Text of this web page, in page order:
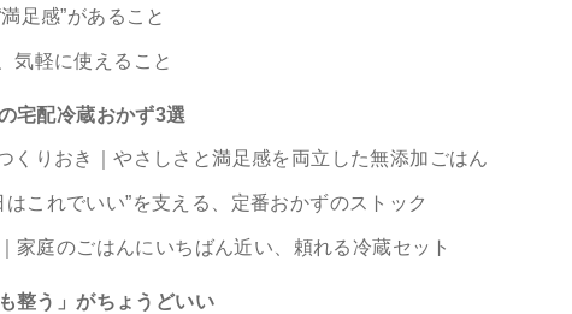
足感”があること
気軽に使えること
宅配冷蔵おかず3選
くりおき｜やさしさと満足感を両立した無添加ごはん
はこれでいい”を支える、定番おかずのストック
家庭のごはんにいちばん近い、頼れる冷蔵セット
整う」がちょうどいい